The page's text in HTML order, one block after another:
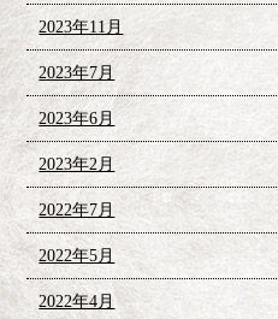
2023年11月
2023年7月
2023年6月
2023年2月
2022年7月
2022年5月
2022年4月